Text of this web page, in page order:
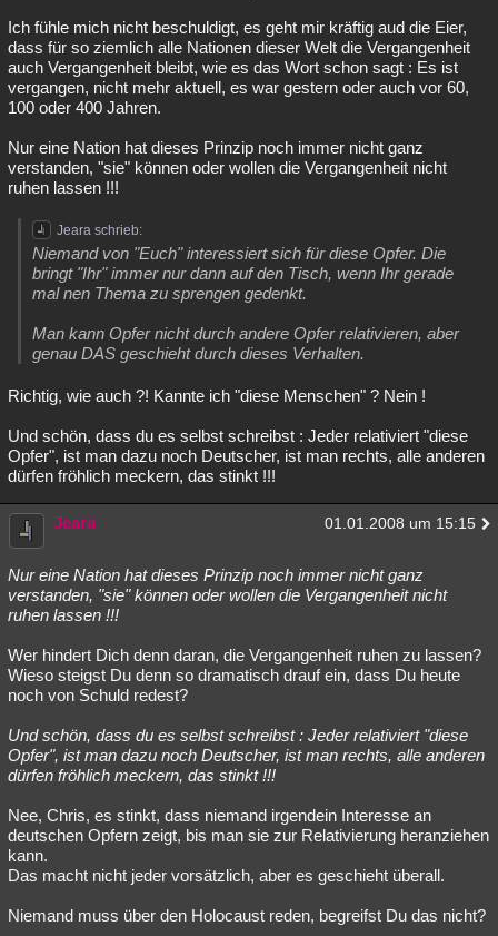
Ich fühle mich nicht beschuldigt, es geht mir kräftig aud die Eier,
dass für so ziemlich alle Nationen dieser Welt die Vergangenheit
auch Vergangenheit bleibt, wie es das Wort schon sagt : Es ist
vergangen, nicht mehr aktuell, es war gestern oder auch vor 60,
100 oder 400 Jahren.
Nur eine Nation hat dieses Prinzip noch immer nicht ganz
verstanden, "sie" können oder wollen die Vergangenheit nicht
ruhen lassen !!!
Jeara schrieb:
Niemand von "Euch" interessiert sich für diese Opfer. Die
bringt "Ihr" immer nur dann auf den Tisch, wenn Ihr gerade
mal nen Thema zu sprengen gedenkt.
Man kann Opfer nicht durch andere Opfer relativieren, aber
genau DAS geschieht durch dieses Verhalten.
Richtig, wie auch ?! Kannte ich "diese Menschen" ? Nein !
Und schön, dass du es selbst schreibst : Jeder relativiert "diese
Opfer", ist man dazu noch Deutscher, ist man rechts, alle anderen
dürfen fröhlich meckern, das stinkt !!!
Jeara 01.01.2008 um 15:15
Nur eine Nation hat dieses Prinzip noch immer nicht ganz
verstanden, "sie" können oder wollen die Vergangenheit nicht
ruhen lassen !!!
Wer hindert Dich denn daran, die Vergangenheit ruhen zu lassen?
Wieso steigst Du denn so dramatisch drauf ein, dass Du heute
noch von Schuld redest?
Und schön, dass du es selbst schreibst : Jeder relativiert "diese
Opfer", ist man dazu noch Deutscher, ist man rechts, alle anderen
dürfen fröhlich meckern, das stinkt !!!
Nee, Chris, es stinkt, dass niemand irgendein Interesse an
deutschen Opfern zeigt, bis man sie zur Relativierung heranziehen
kann.
Das macht nicht jeder vorsätzlich, aber es geschieht überall.
Niemand muss über den Holocaust reden, begreifst Du das nicht?